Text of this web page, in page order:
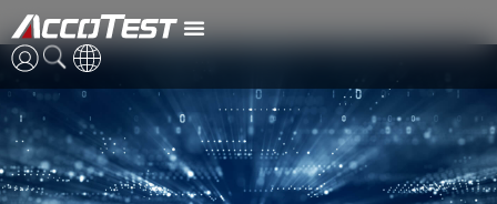
英語
中国語
HCM1K